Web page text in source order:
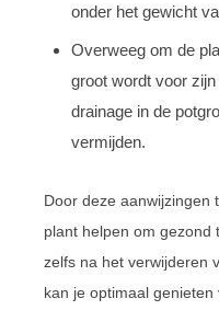
onder het gewicht
Overweeg om de
groot wordt voor
drainage in de
vermijden.
Door deze aanwijzingen
plant helpen om gezond
zelfs na het verwijderen
kan je optimaal